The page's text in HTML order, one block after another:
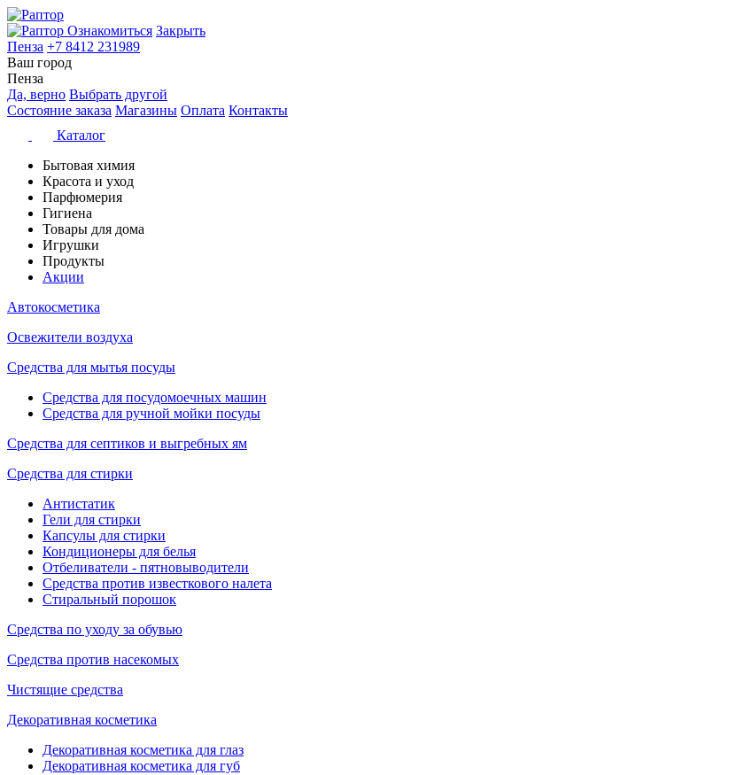
Ознакомиться Закрыть
Пенза +7 8412 231989
Ваш город
Пенза
Да, верно Выбрать другой
Состояние заказа Магазины Оплата Контакты
Каталог
Бытовая химия
Красота и уход
Парфюмерия
Гигиена
Товары для дома
Игрушки
Продукты
Акции
Автокосметика
Освежители воздуха
Средства для мытья посуды
Средства для посудомоечных машин
Средства для ручной мойки посуды
Средства для септиков и выгребных ям
Средства для стирки
Антистатик
Гели для стирки
Капсулы для стирки
Кондиционеры для белья
Отбеливатели - пятновыводители
Средства против известкового налета
Стиральный порошок
Средства по уходу за обувью
Средства против насекомых
Чистящие средства
Декоративная косметика
Декоративная косметика для глаз
Декоративная косметика для губ